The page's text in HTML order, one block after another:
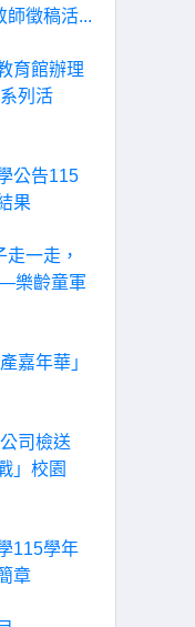
師徵稿活...
育館辦理
列活
公告115
果
一走，
樂齡童軍
嘉年華」
司檢送
」校園
115學年
章